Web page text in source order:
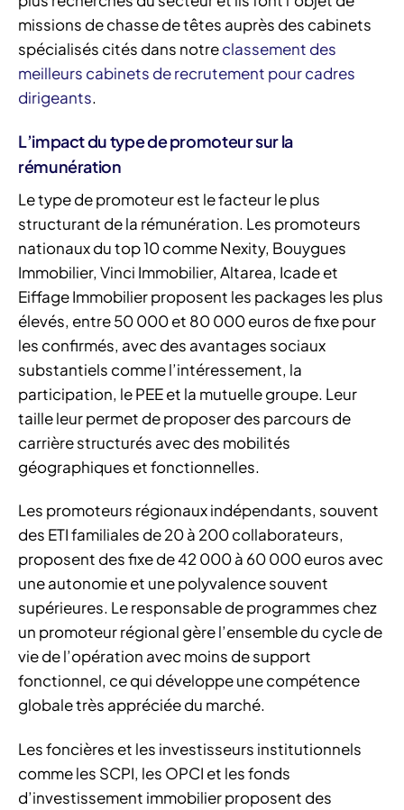
missions de chasse de têtes auprès des cabinets
spécialisés cités dans notreclassement des
meilleurs cabinets de recrutement pour cadres
dirigeants.
L’impact du type de promoteur sur la
rémunération
Le type de promoteur est le facteur le plus
structurant de la rémunération. Les promoteurs
nationaux du top 10 comme Nexity, Bouygues
Immobilier, Vinci Immobilier, Altarea, Icade et
Eiffage Immobilier proposent les packages les plus
élevés, entre 50 000 et 80 000 euros de fixe pour
les confirmés, avec des avantages sociaux
substantiels comme l’intéressement, la
participation, le PEE et la mutuelle groupe. Leur
taille leur permet de proposer des parcours de
carrière structurés avec des mobilités
géographiques et fonctionnelles.
Les promoteurs régionaux indépendants, souvent
des ETI familiales de 20 à 200 collaborateurs,
proposent des fixe de 42 000 à 60 000 euros avec
une autonomie et une polyvalence souvent
supérieures. Le responsable de programmes chez
un promoteur régional gère l’ensemble du cycle de
vie de l’opération avec moins de support
fonctionnel, ce qui développe une compétence
globale très appréciée du marché.
Les foncières et les investisseurs institutionnels
comme les SCPI, les OPCI et les fonds
d’investissement immobilier proposent des